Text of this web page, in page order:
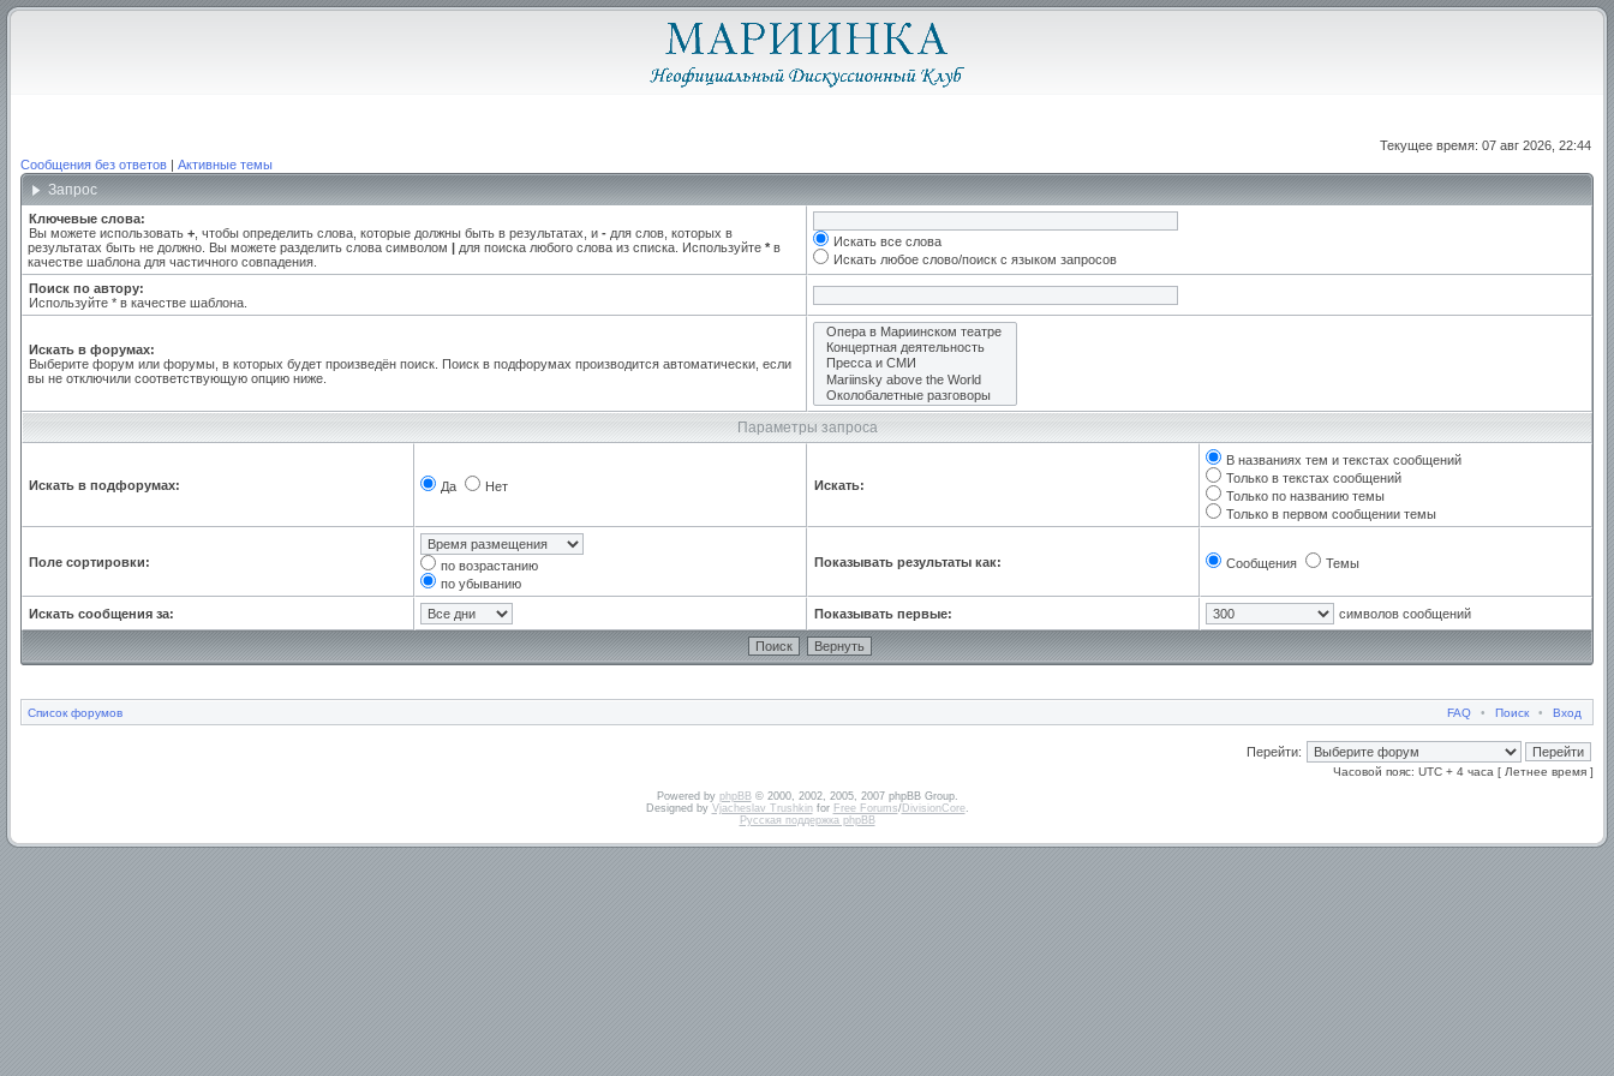
Текущее время: 07 авг 2026, 22:44
Сообщения без ответов | Активные темы
Запрос
Ключевые слова:
Вы можете использовать + , чтобы определить слова, которые должны быть в результатах, и - для слов, которых в
результатах быть не должно. Вы можете разделить слова символом | для поиска любого слова из списка. Используйте * в
качестве шаблона для частичного совпадения.
Искать все слова
Искать любое слово/поиск с языком запросов
Поиск по автору:
Используйте * в качестве шаблона.
Искать в форумах:
Выберите форум или форумы, в которых будет произведён поиск. Поиск в подфорумах производится автоматически, если
вы не отключили соответствующую опцию ниже.
Параметры запроса
Искать в подфорумах: Да Нет Искать:
В названиях тем и текстах сообщений
Только в текстах сообщений
Только по названию темы
Только в первом сообщении темы
Поле сортировки:
по возрастанию
по убыванию
Показывать результаты как: Сообщения Темы
Искать сообщения за: Показывать первые: символов сообщений
Список форумов FAQ • Поиск • Вход
Перейти:
Часовой пояс: UTC + 4 часа [ Летнее время ]
Powered by phpBB© 2000, 2002, 2005, 2007 phpBB Group.
Designed by Vjacheslav Trushkinfor Free Forums/DivisionCore.
Русская поддержка phpBB